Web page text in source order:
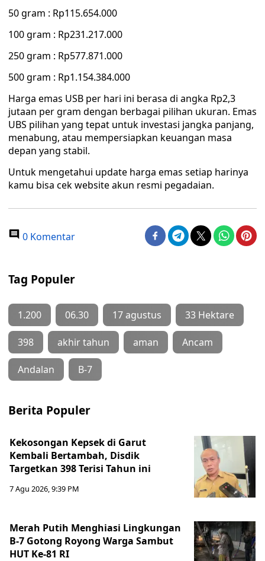
50 gram : Rp115.654.000
100 gram : Rp231.217.000
250 gram : Rp577.871.000
500 gram : Rp1.154.384.000
Harga emas USB per hari ini berasa di angka Rp2,3
jutaan per gram dengan berbagai pilihan ukuran. Emas
UBS pilihan yang tepat untuk investasi jangka panjang,
menabung, atau mempersiapkan keuangan masa
depan yang stabil.
Untuk mengetahui update harga emas setiap harinya
kamu bisa cek website akun resmi pegadaian.
0 Komentar
Tag Populer
1.200 06.30 17 agustus 33 Hektare
398 akhir tahun aman Ancam
Andalan B-7
Berita Populer
Kekosongan Kepsek di Garut
Kembali Bertambah, Disdik
Targetkan 398 Terisi Tahun ini
7 Agu 2026, 9:39 PM
Merah Putih Menghiasi Lingkungan
B-7 Gotong Royong Warga Sambut
HUT Ke-81 RI